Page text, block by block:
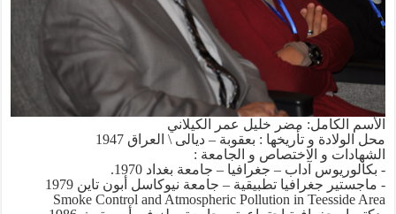
الأسم الكامل: مضر خليل عمر الكيلاني
محل الولادة و تأريخها : بعقوبة – ديالى \ العراق 1947
الشهادات و الاختصاص و الجامعة :
- بكالوريوس آداب – جغرافيا – جامعة بغداد 1970.
- ماجستير جغرافيا تطبيقية – جامعة نيوكاسل أبون تاين 1979
Smoke Control and Atmospheric Pollution in Teesside Area